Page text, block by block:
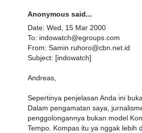
Anonymous said...
Date: Wed, 15 Mar 2000
To: indowatch@egroups.com
From: Samin ruhoro@cbn.net.id
Subject: [indowatch]
Andreas,
Sepertinya penjelasan Anda ini
Dalam pengamatan saya,
penggolongannya bukan model
Tempo. Kompas itu ya nggak lebih